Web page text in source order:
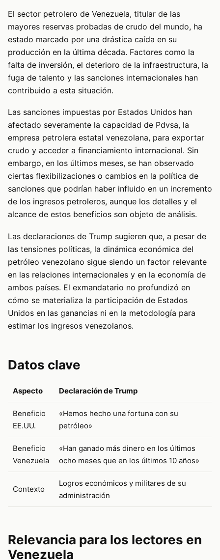
El sector petrolero de Venezuela, titular de las
mayores reservas probadas de crudo del mundo, ha
estado marcado por una drástica caída en su
producción en la última década. Factores como la
falta de inversión, el deterioro de la infraestructura, la
fuga de talento y las sanciones internacionales han
contribuido a esta situación.
Las sanciones impuestas por Estados Unidos han
afectado severamente la capacidad de Pdvsa, la
empresa petrolera estatal venezolana, para exportar
crudo y acceder a financiamiento internacional. Sin
embargo, en los últimos meses, se han observado
ciertas flexibilizaciones o cambios en la política de
sanciones que podrían haber influido en un incremento
de los ingresos petroleros, aunque los detalles y el
alcance de estos beneficios son objeto de análisis.
Las declaraciones de Trump sugieren que, a pesar de
las tensiones políticas, la dinámica económica del
petróleo venezolano sigue siendo un factor relevante
en las relaciones internacionales y en la economía de
ambos países. El exmandatario no profundizó en
cómo se materializa la participación de Estados
Unidos en las ganancias ni en la metodología para
estimar los ingresos venezolanos.
Datos clave
Aspecto Declaración de Trump
Beneficio
EE.UU.
«Hemos hecho una fortuna con su
petróleo»
Beneficio
Venezuela
«Han ganado más dinero en los últimos
ocho meses que en los últimos 10 años»
Contexto
Logros económicos y militares de su
administración
Relevancia para los lectores en
Venezuela